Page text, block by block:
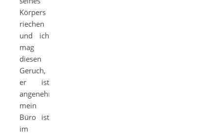
Körpers
riechen
und ich
mag
diesen
Geruch,
er ist
angenehm,
mein
Büro ist
im